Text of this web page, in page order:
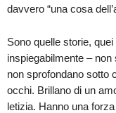
davvero “una cosa
Sono quelle storie,
inspiegabilmente –
non sprofondano sotto
occhi. Brillano di un
letizia. Hanno una